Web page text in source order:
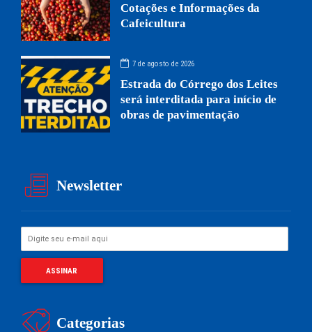
Cotações e Informações da
Cafeicultura
7 de agosto de 2026
Estrada do Córrego dos Leites
será interditada para início de
obras de pavimentação
Newsletter
Categorias